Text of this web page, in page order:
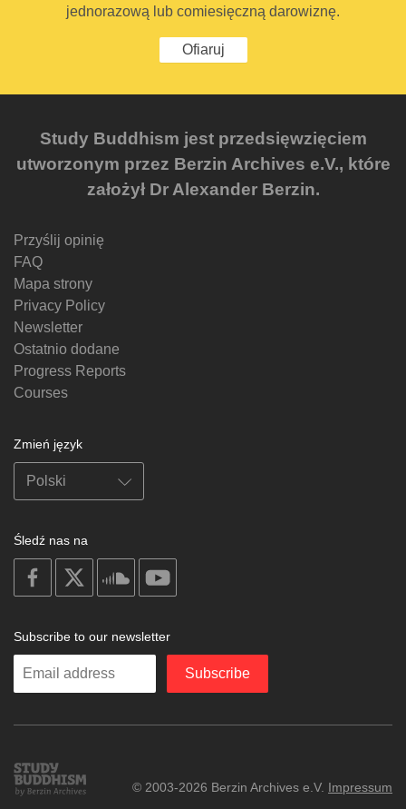
jednorazową lub comiesięczną darowiznę.
Ofiaruj
Study Buddhism jest przedsięwzięciem
utworzonym przez Berzin Archives e.V., które
założył Dr Alexander Berzin.
Przyślij opinię
FAQ
Mapa strony
Privacy Policy
Newsletter
Ostatnio dodane
Progress Reports
Courses
Zmień język
Śledź nas na
on
facebook
soundcloud
Subscribe to our newsletter
Enter
Subscribe
Study
Buddhism
© 2003-2026 Berzin Archives e.V. Impressum